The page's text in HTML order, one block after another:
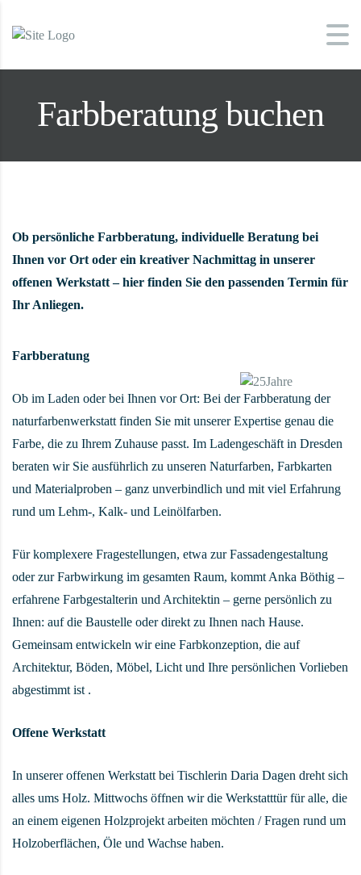
Farbberatung buchen
Ob persönliche Farbberatung, individuelle Beratung bei
Ihnen vor Ort oder ein kreativer Nachmittag in unserer
offenen Werkstatt – hier finden Sie den passenden Termin für
Ihr Anliegen.
Farbberatung
Ob im Laden oder bei Ihnen vor Ort: Bei der Farbberatung der
naturfarbenwerkstatt finden Sie mit unserer Expertise genau die
Farbe, die zu Ihrem Zuhause passt. Im Ladengeschäft in Dresden
beraten wir Sie ausführlich zu unseren Naturfarben, Farbkarten
und Materialproben – ganz unverbindlich und mit viel Erfahrung
rund um Lehm-, Kalk- und Leinölfarben.
Für komplexere Fragestellungen, etwa zur Fassadengestaltung
oder zur Farbwirkung im gesamten Raum, kommt Anka Böthig –
erfahrene Farbgestalterin und Architektin – gerne persönlich zu
Ihnen: auf die Baustelle oder direkt zu Ihnen nach Hause.
Gemeinsam entwickeln wir eine Farbkonzeption, die auf
Architektur, Böden, Möbel, Licht und Ihre persönlichen Vorlieben
abgestimmt ist .
Offene Werkstatt
In unserer offenen Werkstatt bei Tischlerin Daria Dagen dreht sich
alles ums Holz. Mittwochs öffnen wir die Werkstatttür für alle, die
an einem eigenen Holzprojekt arbeiten möchten / Fragen rund um
Holzoberflächen, Öle und Wachse haben.